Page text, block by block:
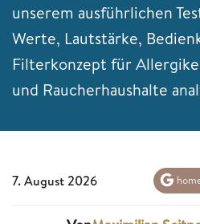
unserem ausführlichen
Werte, Lautstärke,
Filterkonzept für
und Raucherhaushalte
7. August 2026